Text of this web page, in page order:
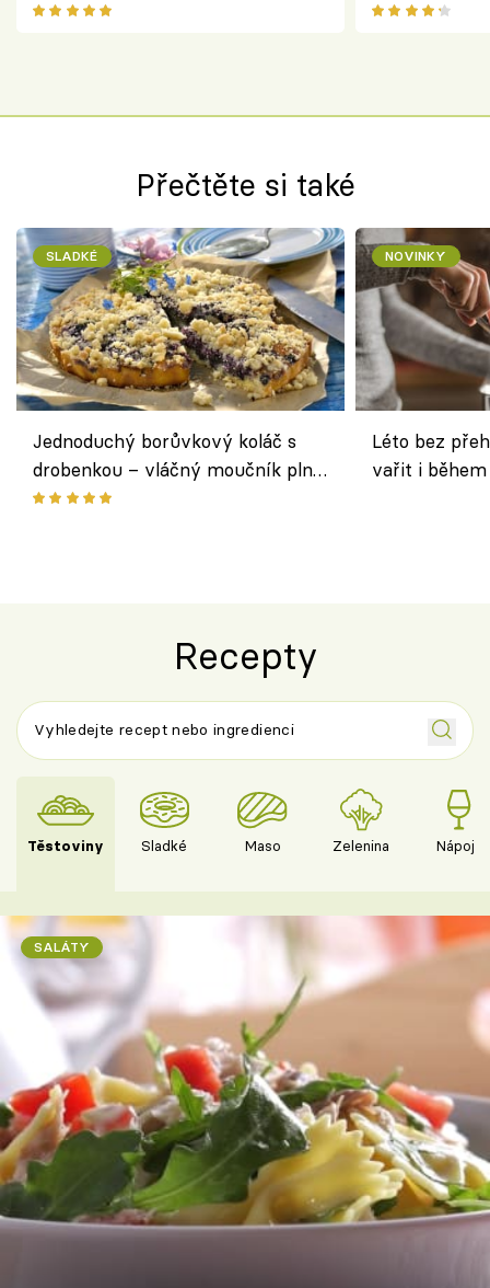
ovoce salátem –
Přečtěte si také
SLADKÉ
Jednoduchý borůvkový koláč s
drobenkou – vláčný moučník plný
ovoce
NOVINKY
Léto bez
vařit i
Recepty
Těstoviny Sladké Maso Zelenina Nápoje
SALÁTY